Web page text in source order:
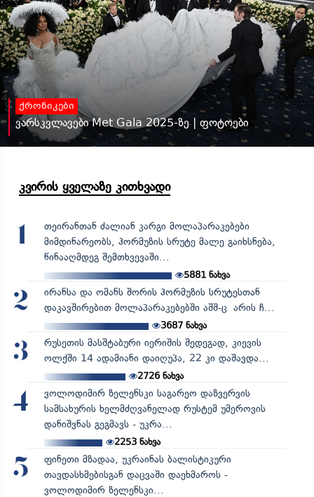
ქრონიკები
ვარსკვლავები Met Gala 2025-ზე | ფოტოები
კვირის ყველაზე კითხვადი
1
თეირანთან ძალიან კარგი მოლაპარაკებები
მიმდინარეობს, ჰორმუზის სრუტე მალე გაიხსნება,
წინააღმდეგ შემთხვევაში...
5881 ნახვა
2
ირანსა და ომანს შორის ჰორმუზის სრუტესთან
დაკავშირებით მოლაპარაკებებში აშშ-ც არის ჩ...
3687ნახვა
3
რუსეთის მასშტაბური იერიშის შედეგად, კიევის
ოლქში 14 ადამიანი დაიღუპა, 22 კი დაშავდა...
2726ნახვა
4
ვოლოდიმირ ზელენსკი საგარეო დაზვერვის
სამსახურის ხელმძღვანელად რუსტემ უმეროვის
დანიშვნას გეგმავს - უკრა...
2253ნახვა
5
ფინეთი მზადაა, უკრაინას ბალისტიკური
თავდასხმებისგან დაცვაში დაეხმაროს -
ვოლოდიმირ ზელენსკი...